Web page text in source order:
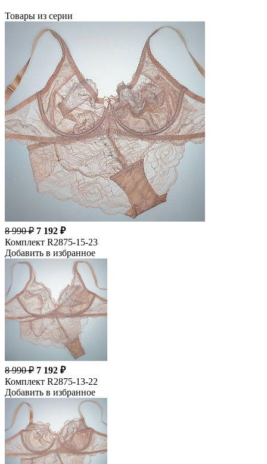
Товары из серии
8 990 ₽ 7 192 ₽
Комплект R2875-15-23
Добавить в избранное
8 990 ₽ 7 192 ₽
Комплект R2875-13-22
Добавить в избранное